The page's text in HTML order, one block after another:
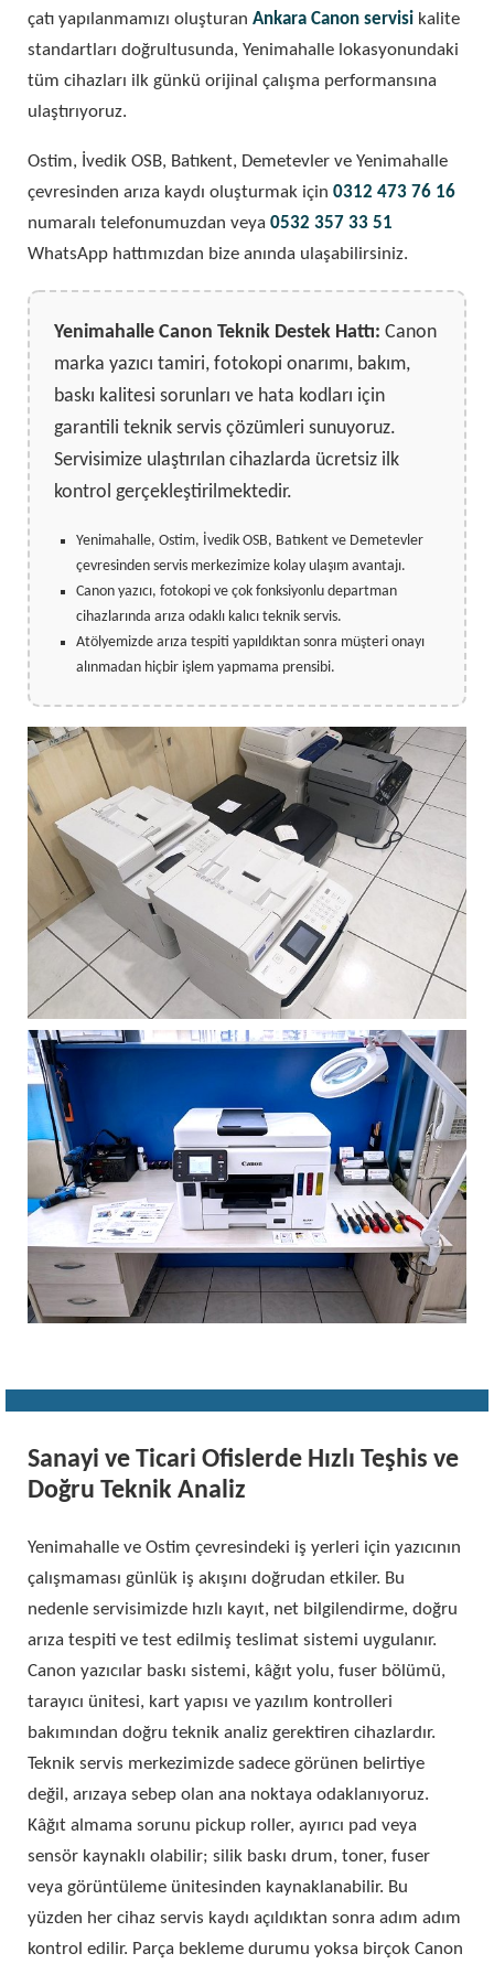
çatı yapılanmamızı oluşturan Ankara Canon servisi kalite
standartları doğrultusunda, Yenimahalle lokasyonundaki
tüm cihazları ilk günkü orijinal çalışma performansına
ulaştırıyoruz.
Ostim, İvedik OSB, Batıkent, Demetevler ve Yenimahalle
çevresinden arıza kaydı oluşturmak için 0312 473 76 16
numaralı telefonumuzdan veya 0532 357 33 51
WhatsApp hattımızdan bize anında ulaşabilirsiniz.
Yenimahalle Canon Teknik Destek Hattı: Canon
marka yazıcı tamiri, fotokopi onarımı, bakım,
baskı kalitesi sorunları ve hata kodları için
garantili teknik servis çözümleri sunuyoruz.
Servisimize ulaştırılan cihazlarda ücretsiz ilk
kontrol gerçekleştirilmektedir.
Yenimahalle, Ostim, İvedik OSB, Batıkent ve Demetevler
çevresinden servis merkezimize kolay ulaşım avantajı.
Canon yazıcı, fotokopi ve çok fonksiyonlu departman
cihazlarında arıza odaklı kalıcı teknik servis.
Atölyemizde arıza tespiti yapıldıktan sonra müşteri onayı
alınmadan hiçbir işlem yapmama prensibi.
Sanayi ve Ticari Ofislerde Hızlı Teşhis ve
Doğru Teknik Analiz
Yenimahalle ve Ostim çevresindeki iş yerleri için yazıcının
çalışmaması günlük iş akışını doğrudan etkiler. Bu
nedenle servisimizde hızlı kayıt, net bilgilendirme, doğru
arıza tespiti ve test edilmiş teslimat sistemi uygulanır.
Canon yazıcılar baskı sistemi, kâğıt yolu, fuser bölümü,
tarayıcı ünitesi, kart yapısı ve yazılım kontrolleri
bakımından doğru teknik analiz gerektiren cihazlardır.
Teknik servis merkezimizde sadece görünen belirtiye
değil, arızaya sebep olan ana noktaya odaklanıyoruz.
Kâğıt almama sorunu pickup roller, ayırıcı pad veya
sensör kaynaklı olabilir; silik baskı drum, toner, fuser
veya görüntüleme ünitesinden kaynaklanabilir. Bu
yüzden her cihaz servis kaydı açıldıktan sonra adım adım
kontrol edilir. Parça bekleme durumu yoksa birçok Canon